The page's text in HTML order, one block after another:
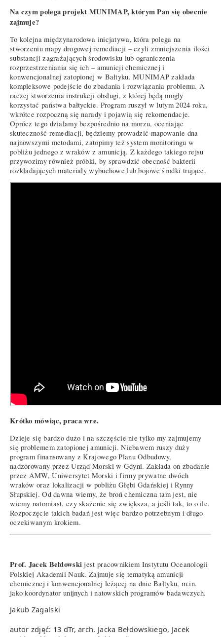
Na czym polega projekt MUNIMAP, którym Pan się obecnie
zajmuje?
To kolejna międzynarodowa inicjatywa, która polega na
stworzeniu mapy drogowej remediacji – czyli zmniejszenia ilości
substancji zagrażających środowisku lub ograniczenia
rozprzestrzeniania się ich – amunicji chemicznej i
konwencjonalnej zatopionej w Bałtyku. MUNIMAP zakłada
kompleksowe podejście do zbadania i rozwiązania problemu. A
raczej stworzenia instrukcji obsługi, z której będą mogły
korzystać państwa bałtyckie. Program ruszył w lutym 2024 roku,
wkrótce rozpoczną się narady i pojawią się rekomendacje.
Oprócz tego działamy bezpośrednio na morzu, oceniając
skuteczność remediacji, będziemy prowadzić mapowanie dna
najnowszymi metodami, zatopimy też system monitoringu w
pobliżu jednego z wraków z amunicją. Z każdego takiego rejsu
przywozimy również próbki, by sprawdzić obecność bakterii
rozkładających materiały wybuchowe lub bojowe środki trujące.
Krótko mówiąc, praca wre.
Dzieje się bardzo dużo i na szczęście nie tylko my zajmujemy
się problemem zatopionej amunicji. Niebawem ruszy duży
program finansowany z Krajowego Planu Odbudowy,
nadzorowany przez Urząd Morski w Gdyni. Zakłada on zbadanie
przez AMW, Uniwersytet Morski i firmy prywatne dwóch
wraków oraz lokalizacji w pobliżu Głębi Gdańskiej i Rynny
Słupskiej. Od dawna wiemy, że broń chemiczna tam jest, nie
wiemy natomiast, czy skażenie się zwiększa, a jeśli tak, to o ile.
Rozpoczęcie takich badań jest więc bardzo potrzebnym i długo
oczekiwanym krokiem.
Prof. Jacek Bełdowski jest pracownikiem Instytutu Oceanologii
Polskiej Akademii Nauk. Zajmuje się tematyką amunicji
chemicznej i konwencjonalnej leżącej na dnie Bałtyku, m.in.
jako koordynator unijnych i natowskich programów badawczych.
Jakub Zagalski
autor zdjęć: 13 dTr, arch. Jacka Bełdowskiego, Jacek